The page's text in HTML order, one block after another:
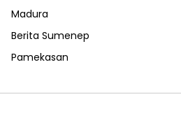
Madura
Berita Sumenep
Pamekasan